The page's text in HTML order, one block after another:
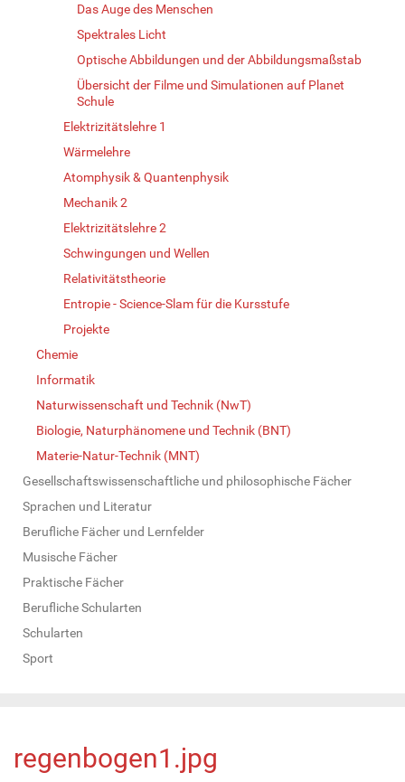
Das Auge des Menschen
Spektrales Licht
Optische Abbildungen und der Abbildungsmaßstab
Übersicht der Filme und Simulationen auf Planet
Schule
Elektrizitätslehre 1
Wärmelehre
Atomphysik & Quantenphysik
Mechanik 2
Elektrizitätslehre 2
Schwingungen und Wellen
Relativitätstheorie
Entropie - Science-Slam für die Kursstufe
Projekte
Chemie
Informatik
Naturwissenschaft und Technik (NwT)
Biologie, Naturphänomene und Technik (BNT)
Materie-Natur-Technik (MNT)
Gesellschaftswissenschaftliche und philosophische Fächer
Sprachen und Literatur
Berufliche Fächer und Lernfelder
Musische Fächer
Praktische Fächer
Berufliche Schularten
Schularten
Sport
regenbogen1.jpg